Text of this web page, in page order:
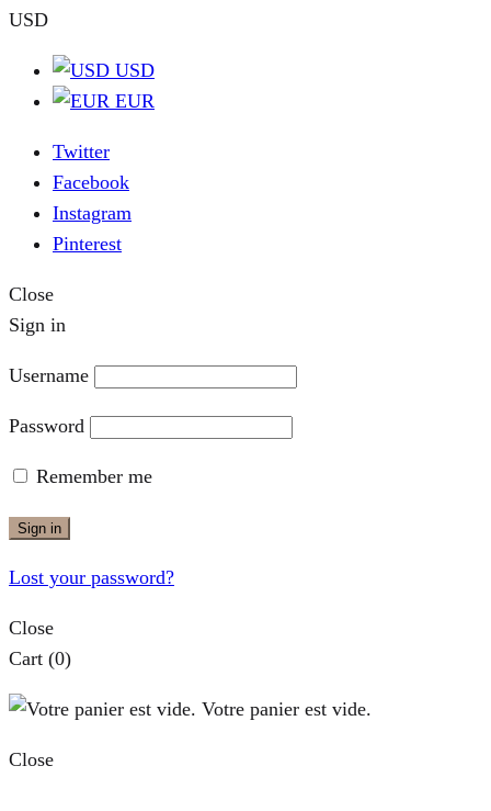
USD
USD
EUR
Twitter
Facebook
Instagram
Pinterest
Close
Sign in
Username
Password
Remember me
Sign in
Lost your password?
Close
Cart (0)
Votre panier est vide.
Close